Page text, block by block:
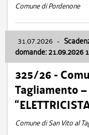
Comune di Pordenone
31.07.2026 -
domande: 21.09.2026
325/26 -
Tagliamento –
Comune di San Vito al